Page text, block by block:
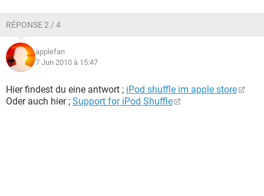
RÉPONSE 2 / 4
applefan
7 Jun 2010 à 15:47
Hier findest du eine antwort ; iPod shuffle im apple store
Oder auch hier ; Support for iPod Shuffle